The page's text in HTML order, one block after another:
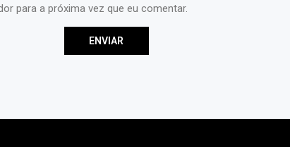
para a próxima vez que eu comentar.